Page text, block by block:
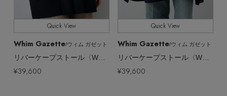
【ジュエリー】シルバーでクールに
ジャケット
コート
レインシューズ
ブーツ
財布・小物
ボディバッグ・ウェストポーチ
スマートフォンケース・タブレットケース
アイウェア
バングル・ブレスレット
リング
インナー
ウェア
シューズ
CONTENTS
Quick View
Whim Gazette/ウィム ガゼット
リバーケープストール〈WEB限定カラーあり〉
¥39,600
Quick View
Whim Gazette/ウィム ガゼット
リバーケープストール〈WEB限定カラーあり〉
¥39,600